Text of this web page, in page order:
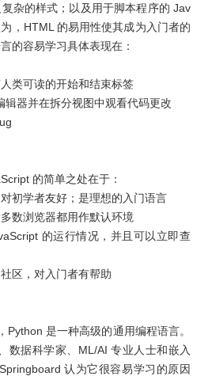
复杂的样式；以及用于脚本程序的 Jav
，HTML 的易用性使其成为入门者的
的容易学习具体表现在：
类可读的开始和结束标签
辑器并在拆分视图中观看代码更改
的简单之处在于：
初学者友好；是理想的入门语言
数浏览器都用作默认环境
的运行情况，并且可以立即查
区，对入门者有帮助
Python 是一种高级的通用编程语言。
数据科学家、ML/AI 专业人士和嵌入
认为它很容易学习的原因